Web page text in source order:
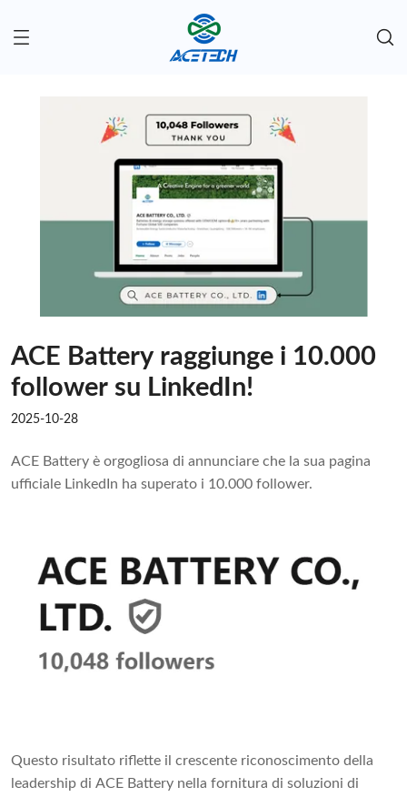
ACE Battery raggiunge i 10.000
follower su LinkedIn!
2025-10-28
ACE Battery è orgogliosa di annunciare che la sua pagina
ufficiale LinkedIn ha superato i 10.000 follower.
Questo risultato riflette il crescente riconoscimento della
leadership di ACE Battery nella fornitura di soluzioni di